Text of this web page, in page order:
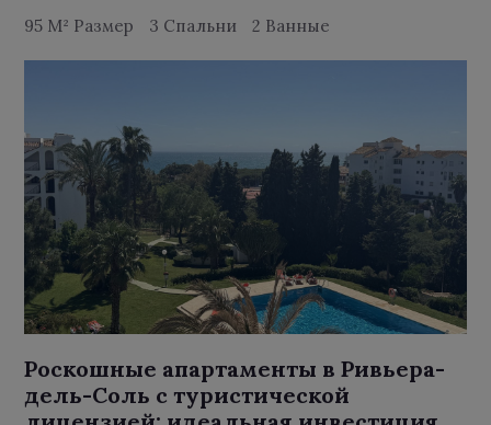
95 M² Размер 3 Спальни 2 Ванные
Роскошные апартаменты в Ривьера-
дель-Соль с туристической